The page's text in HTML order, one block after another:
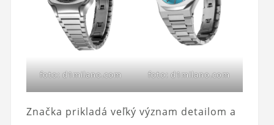
foto: d1milano.com foto: d1milano.com
Značka prikladá veľký význam detailom a